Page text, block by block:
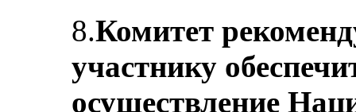
8.Комитет
участнику
осуществление